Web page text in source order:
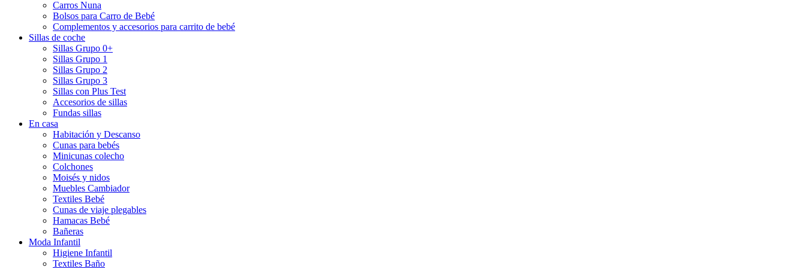
Carros Nuna
Bolsos para Carro de Bebé
Complementos y accesorios para carrito de bebé
Sillas de coche
Sillas Grupo 0+
Sillas Grupo 1
Sillas Grupo 2
Sillas Grupo 3
Sillas con Plus Test
Accesorios de sillas
Fundas sillas
En casa
Habitación y Descanso
Cunas para bebés
Minicunas colecho
Colchones
Moisés y nidos
Muebles Cambiador
Textiles Bebé
Cunas de viaje plegables
Hamacas Bebé
Bañeras
Moda Infantil
Higiene Infantil
Textiles Baño